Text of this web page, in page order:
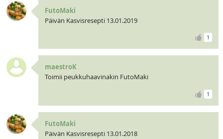
FutoMaki
Päivän Kasvisresepti 13.01.2019
1
maestroK
Toimii peukkuhaavinakin FutoMaki
1
FutoMaki
Päivän Kasvisresepti 13.01.2018